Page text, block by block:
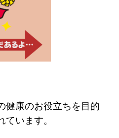
健康のお役立ちを目的
います。